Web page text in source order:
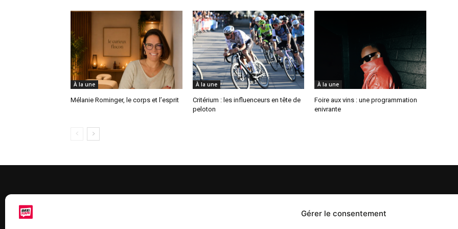
Gérer le consentement
À la une
Mélanie Rominger, le corps et l’esprit
À la une
Critérium : les influenceurs en tête de
peloton
À la une
Foire aux vins : une programmation
enivrante